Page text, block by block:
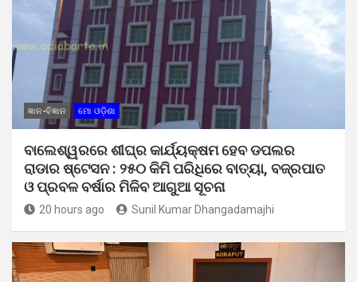
ଜ୍ଞାନ-ବିଜ୍ଞାନ ମୋ ଓଡ଼ିଶା
ବାଲେଶ୍ୱରରେ ଶୀଘ୍ର କାର୍ଯ୍ୟକ୍ଷମ ହେବ ଡପଲର
ରାଡାର ଷ୍ଟେସନ : ୨୫୦ କିମି ପରିଧିରେ ବାତ୍ୟା, ବଜ୍ରପାତ
ଓ ପ୍ରବଳ ବର୍ଷାର ମିଳିବ ଆଗୁଆ ସୂଚନା
20 hours ago Sunil Kumar Dhangadamajhi